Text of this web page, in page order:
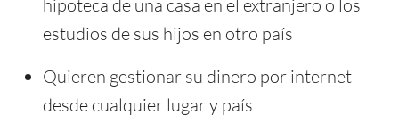
hipoteca de una casa en el extranjero o los
estudios de sus hijos en otro país
Quieren gestionar su dinero por internet
desde cualquier lugar y país